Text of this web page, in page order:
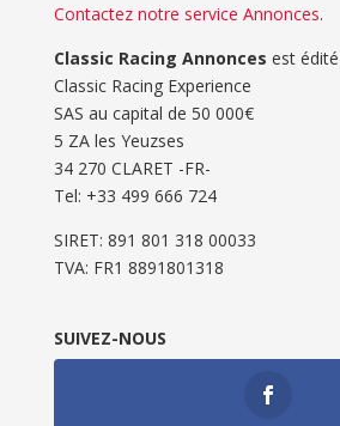
Contactez notre service Annonces.
Classic Racing Annonces est
Classic Racing Experience
SAS au capital de 50 000€
5 ZA les Yeuzses
34 270 CLARET -FR-
Tel: ‭+33 499 666 724‬
SIRET: 891 801 318 00033
TVA: FR1 8891801318
SUIVEZ-NOUS